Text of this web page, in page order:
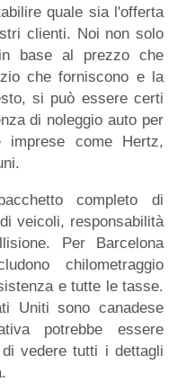
quale sia l'offerta
clienti. Noi non solo
base al prezzo che
che forniscono e la
si può essere certi
di noleggio auto per
imprese come Hertz,
completo di
veicoli, responsabilità
Per Barcelona
chilometraggio
e tutte le tasse.
Uniti sono canadese
potrebbe essere
vedere tutti i dettagli